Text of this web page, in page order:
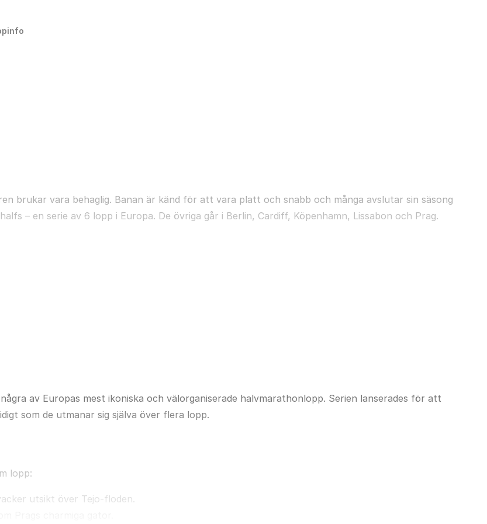
brukar vara behaglig. Banan är känd för att vara platt och snabb och många avslutar sin säsong
– en serie av 6 lopp i Europa. De övriga går i Berlin, Cardiff, Köpenhamn, Lissabon och Prag.
av Europas mest ikoniska och välorganiserade halvmarathonlopp. Serien lanserades för att
som de utmanar sig själva över flera lopp.
lopp:
utsikt över Tejo-floden.